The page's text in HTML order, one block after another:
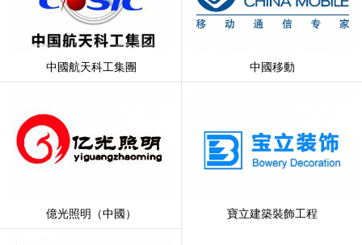
中國航天科工集團 中國移動
億光照明（中國） 寶立建築裝飾工程